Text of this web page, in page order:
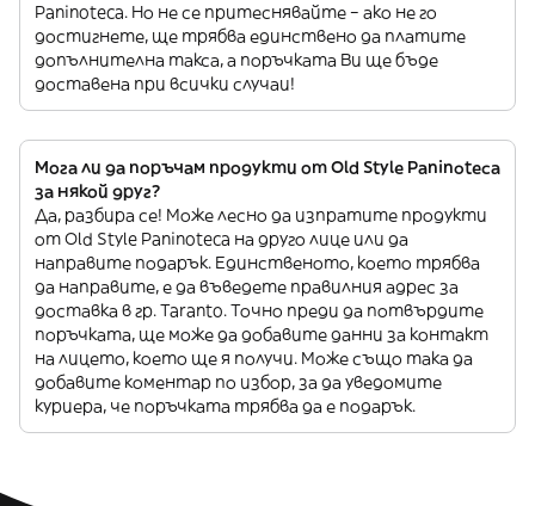
Paninoteca. Но не се притеснявайте – ако не го
достигнете, ще трябва единствено да платите
допълнителна такса, а поръчката Ви ще бъде
доставена при всички случаи!
Мога ли да поръчам продукти от Old Style Paninoteca
за някой друг?
Да, разбира се! Може лесно да изпратите продукти
от Old Style Paninoteca на друго лице или да
направите подарък. Единственото, което трябва
да направите, е да въведете правилния адрес за
доставка в гр. Taranto. Точно преди да потвърдите
поръчката, ще може да добавите данни за контакт
на лицето, което ще я получи. Може също така да
добавите коментар по избор, за да уведомите
куриера, че поръчката трябва да е подарък.